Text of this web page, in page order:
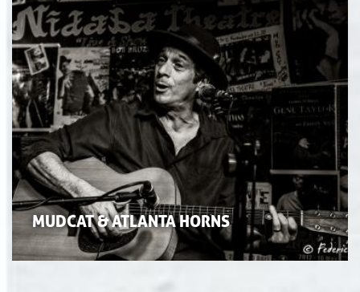
MUDCAT & ATLANTA HORNS